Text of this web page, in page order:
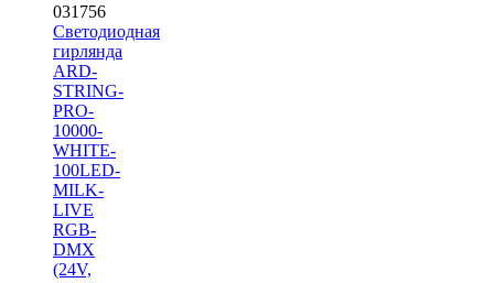
031756
Светодиодная
гирлянда
ARD-
STRING-
PRO-
10000-
WHITE-
100LED-
MILK-
LIVE
RGB-
DMX
(24V,